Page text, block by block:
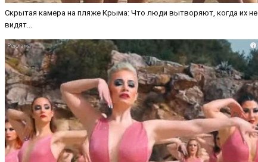
Скрытая камера на пляже Крыма: Что люди вытворяют, когда их не
видят...
i